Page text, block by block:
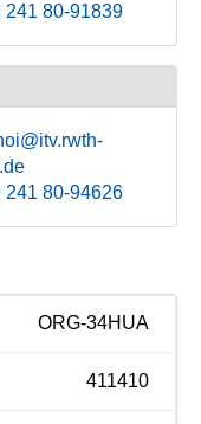
241 80-91839
241 80-94626
ORG-34HUA
411410